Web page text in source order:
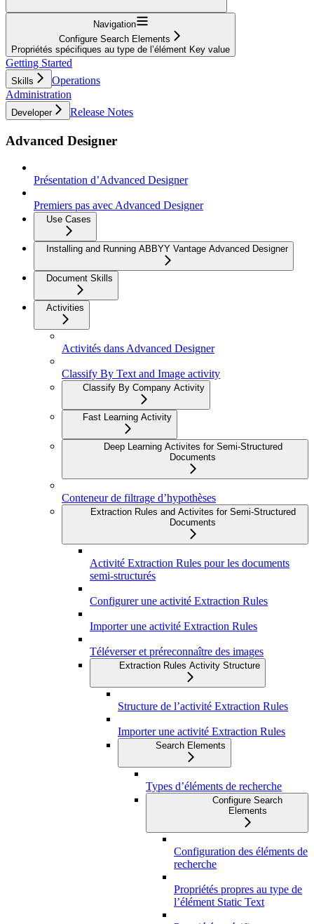
Navigation
Configure Search Elements
Propriétés spécifiques au type de l’élément Key value
Getting Started
Skills
Operations
Administration
Developer Release Notes
Advanced Designer
Présentation d’Advanced Designer
Premiers pas avec Advanced Designer
Use Cases
Installing and Running ABBYY Vantage Advanced Designer
Document Skills
Activities
Activités dans Advanced Designer
Classify By Text and Image activity
Classify By Company Activity
Fast Learning Activity
Deep Learning Activites for Semi-Structured
Documents
Conteneur de filtrage d’hypothèses
Extraction Rules and Activites for Semi-Structured
Documents
Activité Extraction Rules pour les documents
semi-structurés
Configurer une activité Extraction Rules
Importer une activité Extraction Rules
Téléverser et préreconnaître des images
Extraction Rules Activity Structure
Structure de l’activité Extraction Rules
Importer une activité Extraction Rules
Search Elements
Types d’éléments de recherche
Configure Search
Elements
Configuration des éléments de
recherche
Propriétés propres au type de
l’élément Static Text